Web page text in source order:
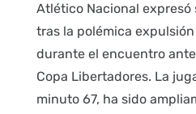
Atlético Nacional
tras la polémica
durante el encuentro
Copa Libertadores. La
minuto 67, ha sido